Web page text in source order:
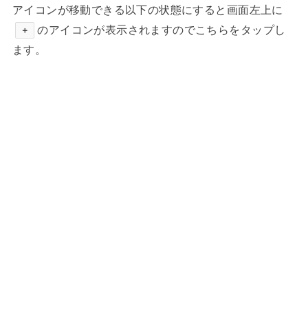
アイコンが移動できる以下の状態にすると画面左上に
＋
のアイコンが表示されますのでこちらをタップし
ます。